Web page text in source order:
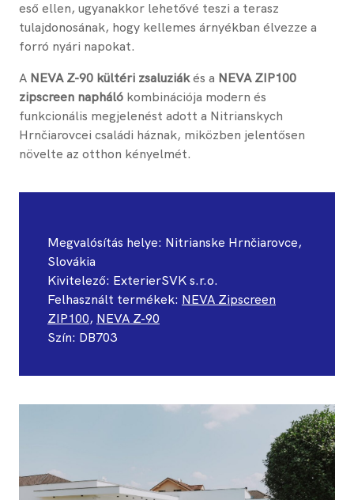
eső ellen, ugyanakkor lehetővé teszi a terasz
tulajdonosának, hogy kellemes árnyékban élvezze a
forró nyári napokat.
A NEVA Z-90 kültéri zsaluziákés a NEVA ZIP100
zipscreen napháló kombinációja modern és
funkcionális megjelenést adott a Nitrianskych
Hrnčiarovcei családi háznak, miközben jelentősen
növelte az otthon kényelmét.
Megvalósítás helye: ​Nitrianske Hrnčiarovce,
Slovákia
Kivitelező: ExterierSVK s.r.o.
Felhasznált termékek: ​ NEVA Zipscreen
ZIP100, NEVA Z-90
Szín: DB703